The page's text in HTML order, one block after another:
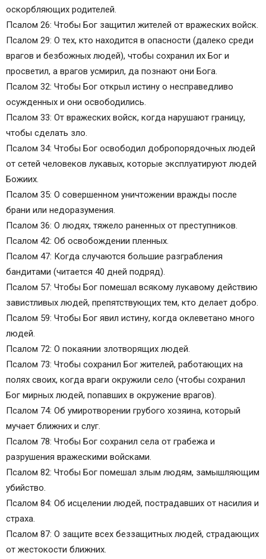
оскорбляющих родителей.
Псалом 26: Чтобы Бог защитил жителей от вражеских войск.
Псалом 29: О тех, кто находится в опасности (далеко среди
врагов и безбожных людей), чтобы сохранил их Бог и
просветил, а врагов усмирил, да познают они Бога.
Псалом 32: Чтобы Бог открыл истину о несправедливо
осужденных и они освободились.
Псалом 33: От вражеских войск, когда нарушают границу,
чтобы сделать зло.
Псалом 34: Чтобы Бог освободил добропорядочных людей
от сетей человеков лукавых, которые эксплуатируют людей
Божиих.
Псалом 35: О совершенном уничтожении вражды после
брани или недоразумения.
Псалом 36: О людях, тяжело раненных от преступников.
Псалом 42: Об освобождении пленных.
Псалом 47: Когда случаются большие разграбления
бандитами (читается 40 дней подряд).
Псалом 57: Чтобы Бог помешал всякому лукавому действию
завистливых людей, препятствующих тем, кто делает добро.
Псалом 59: Чтобы Бог явил истину, когда оклеветано много
людей.
Псалом 72: О покаянии злотворящих людей.
Псалом 73: Чтобы сохранил Бог жителей, работающих на
полях своих, когда враги окружили село (чтобы сохранил
Бог мирных людей, попавших в окружение врагов).
Псалом 74: Об умиротворении грубого хозяина, который
мучает ближних и слуг.
Псалом 78: Чтобы Бог сохранил села от грабежа и
разрушения вражескими войсками.
Псалом 82: Чтобы Бог помешал злым людям, замышляющим
убийство.
Псалом 84: Об исцелении людей, пострадавших от насилия и
страха.
Псалом 87: О защите всех беззащитных людей, страдающих
от жестокости ближних.